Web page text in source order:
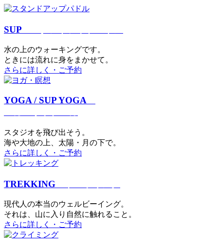
SUP
⽔の上のウォーキングです。
ときには流れに身をまかせて。
さらに詳しく・ご予約
YOGA / SUP YOGA
スタジオを⾶び出そう。
海や大地の上、太陽・⽉の下で。
さらに詳しく・ご予約
TREKKING
現代⼈の本当のウェルビーイング。
それは、⼭に⼊り⾃然に触れること。
さらに詳しく・ご予約